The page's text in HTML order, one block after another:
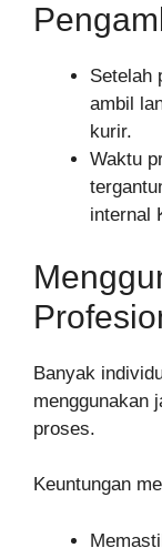
Setelah
ambil
kurir.
Waktu
internal
Banyak
menggunakan
proses.
Keuntungan